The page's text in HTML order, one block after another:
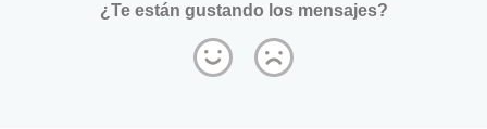
¿Te están gustando los mensajes?